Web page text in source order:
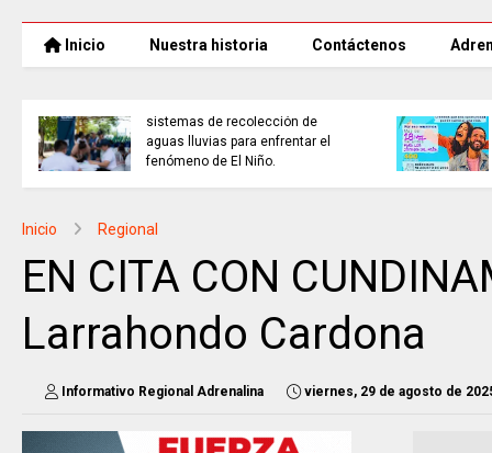
Inicio Nuestra historia Contáctenos
invitaciones públicas para
fortalecer las economías
culturales y creativas.
Inicio Regional
EN CITA CON
Larrahondo Cardona
Informativo Regional Adrenalina viernes, 29 de agosto de